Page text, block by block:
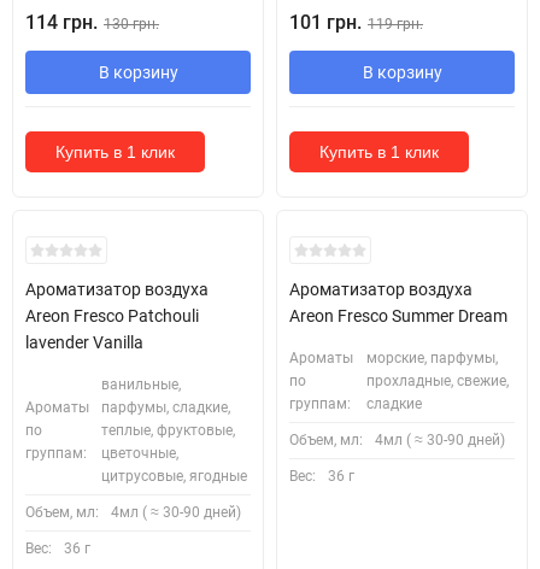
114 грн. 130 грн.
В корзину
Купить в 1 клик
101 грн. 119 грн.
В корзину
Купить в 1 клик
Ароматизатор воздуха
Areon Fresco Patchouli
lavender Vanilla
Ароматы
по
группам:
ванильные,
парфумы, сладкие,
теплые, фруктовые,
цветочные,
цитрусовые, ягодные
Объем, мл: 4мл ( ≈ 30-90 дней)
Вес: 36 г
Ароматизатор воздуха
Areon Fresco Summer Dream
Ароматы
по
группам:
морские, парфумы,
прохладные, свежие,
сладкие
Объем, мл: 4мл ( ≈ 30-90 дней)
Вес: 36 г